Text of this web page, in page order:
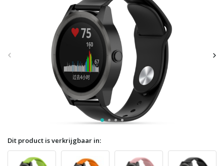
Dit product is verkrijgbaar in: